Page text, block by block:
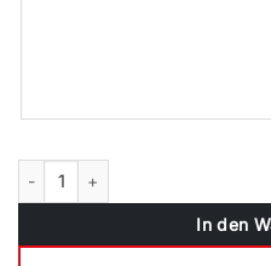
1 flügelige Balkontür Kunststoff
In den